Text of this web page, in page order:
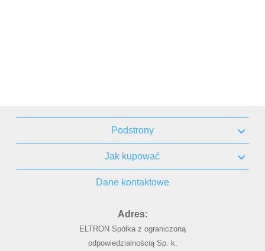
Podstrony
Jak kupować
Dane kontaktowe
Adres:
ELTRON Spółka z ograniczoną
odpowiedzialnością Sp. k.